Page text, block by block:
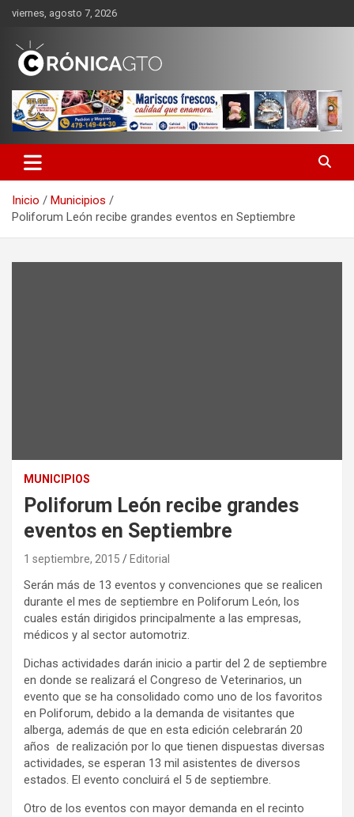
Saltar
contenido
viernes, agosto 7, 2026
CRONICA GUANAJUATO
Inicio
Municipios
Poliforum León recibe grandes eventos en Septiembre
MUNICIPIOS
Poliforum León recibe grandes
eventos en Septiembre
1 septiembre, 2015 Editorial
Serán más de 13 eventos y convenciones que se realicen
durante el mes de septiembre en Poliforum León, los
cuales están dirigidos principalmente a las empresas,
médicos y al sector automotriz.
Dichas actividades darán inicio a partir del 2 de septiembre
en donde se realizará el Congreso de Veterinarios, un
evento que se ha consolidado como uno de los favoritos
en Poliforum, debido a la demanda de visitantes que
alberga, además de que en esta edición celebrarán 20
años de realización por lo que tienen dispuestas diversas
actividades, se esperan 13 mil asistentes de diversos
estados. El evento concluirá el 5 de septiembre.
Otro de los eventos con mayor demanda en el recinto